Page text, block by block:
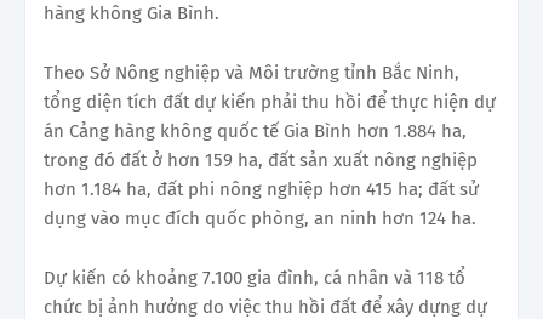
hàng không Gia Bình.
Theo Sở Nông nghiệp và Môi trường tỉnh Bắc Ninh,
tổng diện tích đất dự kiến phải thu hồi để thực hiện dự
án Cảng hàng không quốc tế Gia Bình hơn 1.884 ha,
trong đó đất ở hơn 159 ha, đất sản xuất nông nghiệp
hơn 1.184 ha, đất phi nông nghiệp hơn 415 ha; đất sử
dụng vào mục đích quốc phòng, an ninh hơn 124 ha.
Dự kiến có khoảng 7.100 gia đình, cá nhân và 118 tổ
chức bị ảnh hưởng do việc thu hồi đất để xây dựng dự